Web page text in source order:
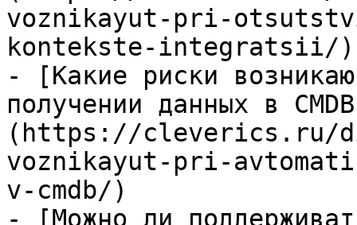
voznikayut-pri-
kontekste-integratsii/)
- [Какие риски
получении данных в
(https://cleverics.ru/
voznikayut-pri-
v-cmdb/)
- [Можно ли